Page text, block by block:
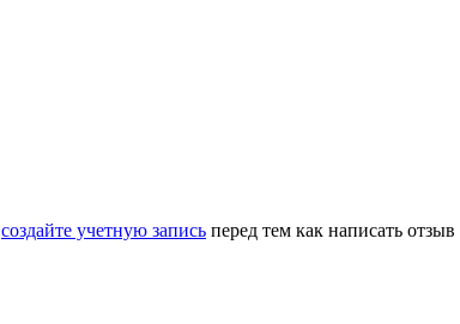
создайте учетную запись перед тем как написать отзыв